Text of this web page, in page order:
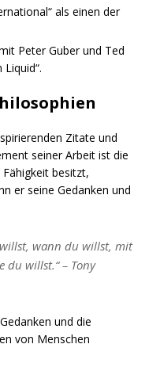
als einen der
Peter Guber und Ted
Zitate und
seiner Arbeit ist die
besitzt,
er seine Gedanken und
wann du willst, mit
du willst.“ – Tony
und die
von Menschen